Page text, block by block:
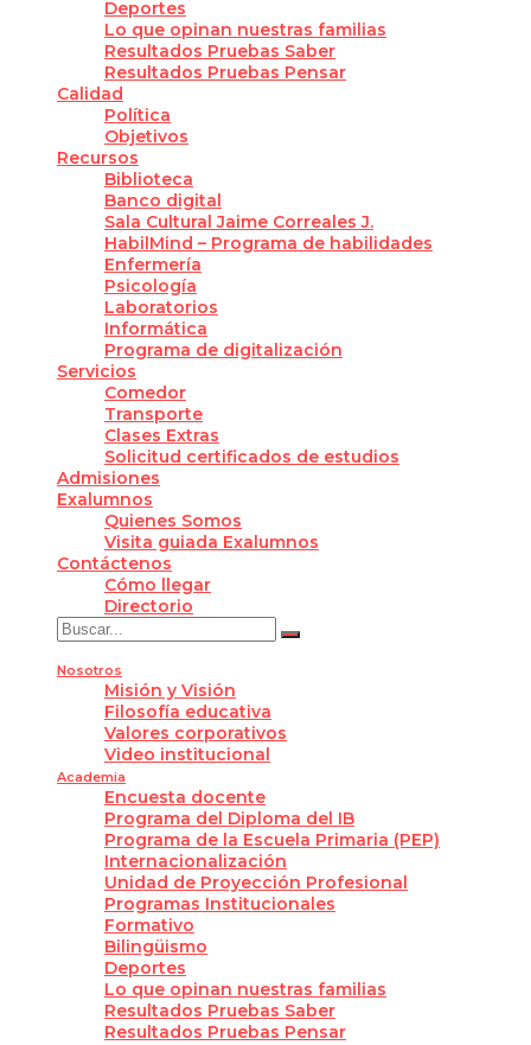
Deportes
Lo que opinan nuestras familias
Resultados Pruebas Saber
Resultados Pruebas Pensar
Calidad
Política
Objetivos
Recursos
Biblioteca
Banco digital
Sala Cultural Jaime Correales J.
HabilMind – Programa de habilidades
Enfermería
Psicología
Laboratorios
Informática
Programa de digitalización
Servicios
Comedor
Transporte
Clases Extras
Solicitud certificados de estudios
Admisiones
Exalumnos
Quienes Somos
Visita guiada Exalumnos
Contáctenos
Cómo llegar
Directorio
Nosotros
Misión y Visión
Filosofía educativa
Valores corporativos
Video institucional
Academia
Encuesta docente
Programa del Diploma del IB
Programa de la Escuela Primaria (PEP)
Internacionalización
Unidad de Proyección Profesional
Programas Institucionales
Formativo
Bilingüismo
Deportes
Lo que opinan nuestras familias
Resultados Pruebas Saber
Resultados Pruebas Pensar